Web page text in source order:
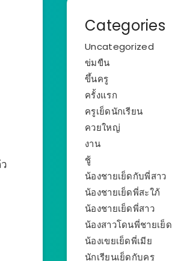
Categories
Uncategorized
ข่มขืน
ขึ้นครู
ครั้งแรก
ครูเย็ดนักเรียน
ควยใหญ่
งาน
ชู้
น้องชายเย็ดกับพี่สาว
น้องชายเย็ดพี่สะใภ้
น้องชายเย็ดพี่สาว
น้องสาวโดนพี่ชายเย็ด
น้องเขยเย็ดพี่เมีย
นักเรียนเย็ดกับครู